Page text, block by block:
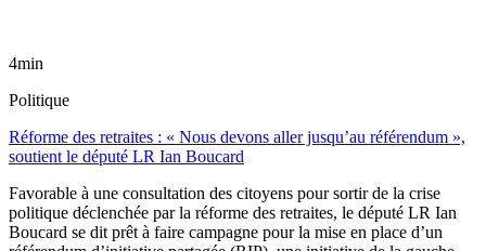
4min
Politique
Réforme des retraites : « Nous devons aller jusqu’au référendum »,
soutient le député LR Ian Boucard
Favorable à une consultation des citoyens pour sortir de la crise
politique déclenchée par la réforme des retraites, le député LR Ian
Boucard se dit prêt à faire campagne pour la mise en place d’un